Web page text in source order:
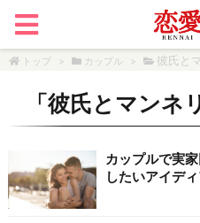
トップ > カップル > 彼氏と
「彼氏とマンネ
カップルで実
したいアイデ